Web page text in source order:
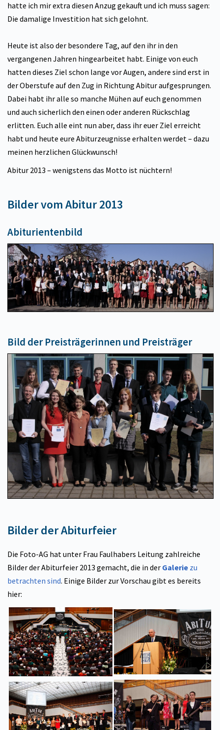
hatte ich mir extra diesen Anzug gekauft und ich muss sagen:
Die damalige Investition hat sich gelohnt.
Heute ist also der besondere Tag, auf den ihr in den
vergangenen Jahren hingearbeitet habt. Einige von euch
hatten dieses Ziel schon lange vor Augen, andere sind erst in
der Oberstufe auf den Zug in Richtung Abitur aufgesprungen.
Dabei habt ihr alle so manche Mühen auf euch genommen
und auch sicherlich den einen oder anderen Rückschlag
erlitten. Euch alle eint nun aber, dass ihr euer Ziel erreicht
habt und heute eure Abiturzeugnisse erhalten werdet – dazu
meinen herzlichen Glückwunsch!
Abitur 2013 – wenigstens das Motto ist nüchtern!
Bilder vom Abitur 2013
Abiturientenbild
Bild der Preisträgerinnen und Preisträger
Bilder der Abiturfeier
Die Foto-AG hat unter Frau Faulhabers Leitung zahlreiche
Bilder der Abiturfeier 2013 gemacht, die in der Galerie zu
betrachten sind. Einige Bilder zur Vorschau gibt es bereits
hier: